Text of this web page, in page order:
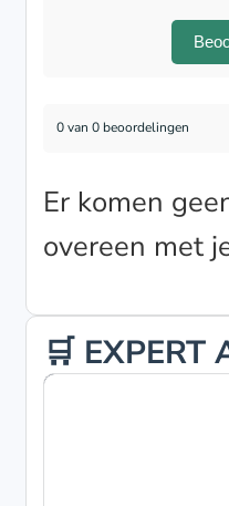
0 van 0 beoordelingen
Er komen
overeen met
🛒 EXPERT